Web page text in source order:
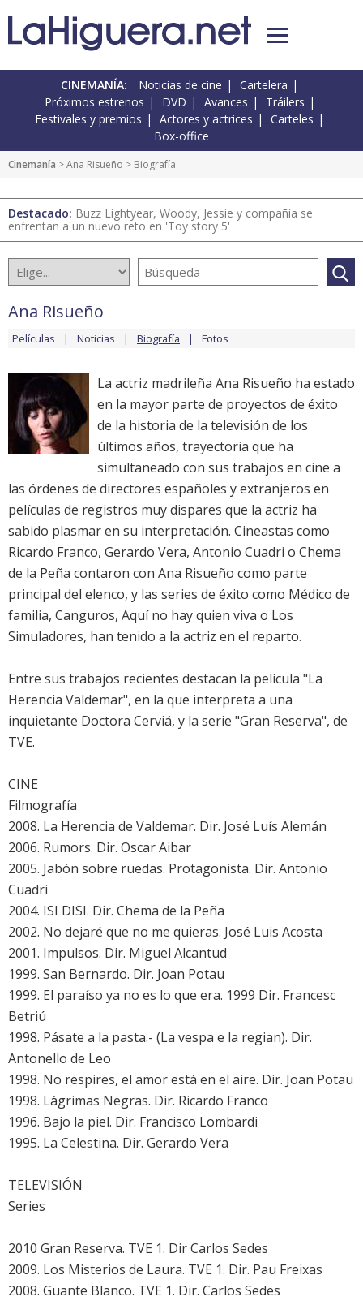
CINEMANÍA: Noticias de cine
Cartelera
Próximos estrenos
DVD Avances
Tráilers
Festivales y premios
Actores y actrices
Carteles
Box-office
Cinemanía >Ana Risueño > Biografía
Destacado: Buzz Lightyear, Woody, Jessie y compañía se
enfrentan a un nuevo reto en 'Toy story 5'
Ana Risueño
Películas Noticias Biografía Fotos
La actriz madrileña Ana Risueño ha estado
en la mayor parte de proyectos de éxito
de la historia de la televisión de los
últimos años, trayectoria que ha
simultaneado con sus trabajos en cine a
las órdenes de directores españoles y extranjeros en
películas de registros muy dispares que la actriz ha
sabido plasmar en su interpretación. Cineastas como
Ricardo Franco, Gerardo Vera, Antonio Cuadri o Chema
de la Peña contaron con Ana Risueño como parte
principal del elenco, y las series de éxito como Médico de
familia, Canguros, Aquí no hay quien viva o Los
Simuladores, han tenido a la actriz en el reparto.
Entre sus trabajos recientes destacan la película "La
Herencia Valdemar", en la que interpreta a una
inquietante Doctora Cerviá, y la serie "Gran Reserva", de
TVE.
CINE
Filmografía
2008. La Herencia de Valdemar. Dir. José Luís Alemán
2006. Rumors. Dir. Oscar Aibar
2005. Jabón sobre ruedas. Protagonista. Dir. Antonio
Cuadri
2004. ISI DISI. Dir. Chema de la Peña
2002. No dejaré que no me quieras. José Luis Acosta
2001. Impulsos. Dir. Miguel Alcantud
1999. San Bernardo. Dir. Joan Potau
1999. El paraíso ya no es lo que era. 1999 Dir. Francesc
Betriú
1998. Pásate a la pasta.- (La vespa e la regian). Dir.
Antonello de Leo
1998. No respires, el amor está en el aire. Dir. Joan Potau
1998. Lágrimas Negras. Dir. Ricardo Franco
1996. Bajo la piel. Dir. Francisco Lombardi
1995. La Celestina. Dir. Gerardo Vera
TELEVISIÓN
Series
2010 Gran Reserva. TVE 1. Dir Carlos Sedes
2009. Los Misterios de Laura. TVE 1. Dir. Pau Freixas
2008. Guante Blanco. TVE 1. Dir. Carlos Sedes